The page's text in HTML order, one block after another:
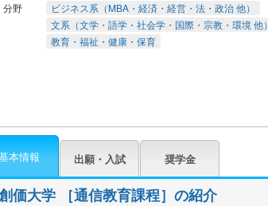
分野
ビジネス系（MBA・経済・経営・法・政治 他）
文系（文学・語学・社会学・国際・宗教・環境 他）
教育・福祉・健康・保育
本情報 出願・入試 奨学金
価大学 ［通信教育課程］の紹介